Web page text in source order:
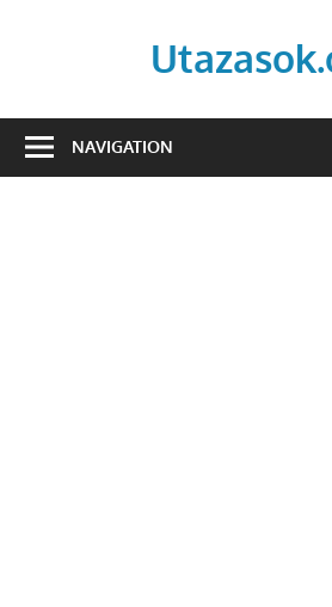
NAVIGATION